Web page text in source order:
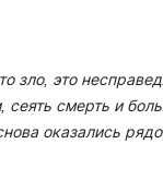
зло, это
сеять смерть и
оказались